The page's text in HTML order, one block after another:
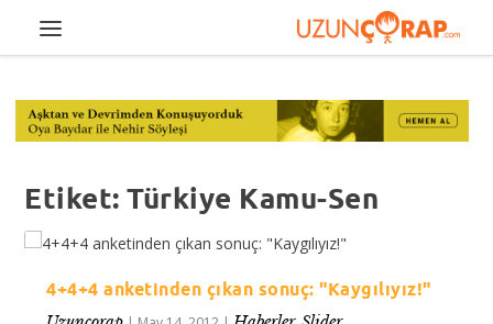
Etiket:Türkiye Kamu-Sen
4+4+4 anketinden çıkan sonuç: "Kaygılıyız!"